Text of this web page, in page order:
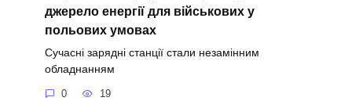
джерело енергії для військових у
польових умовах
Сучасні зарядні станції стали незамінним
обладнанням
0 19